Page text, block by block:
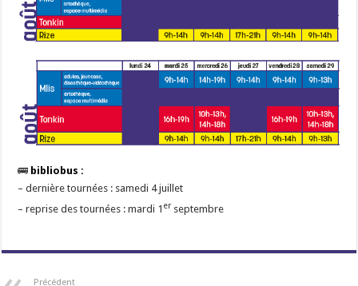
🚌 bibliobus :
– dernière tournées : samedi 4 juillet
– reprise des tournées : mardi 1 er septembre
Précédent